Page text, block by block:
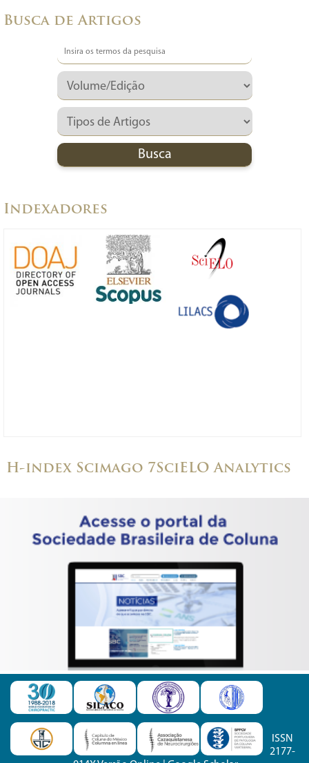
Busca de Artigos
Indexadores
H-index Scimago 7SciELO Analytics
ISSN
2177-